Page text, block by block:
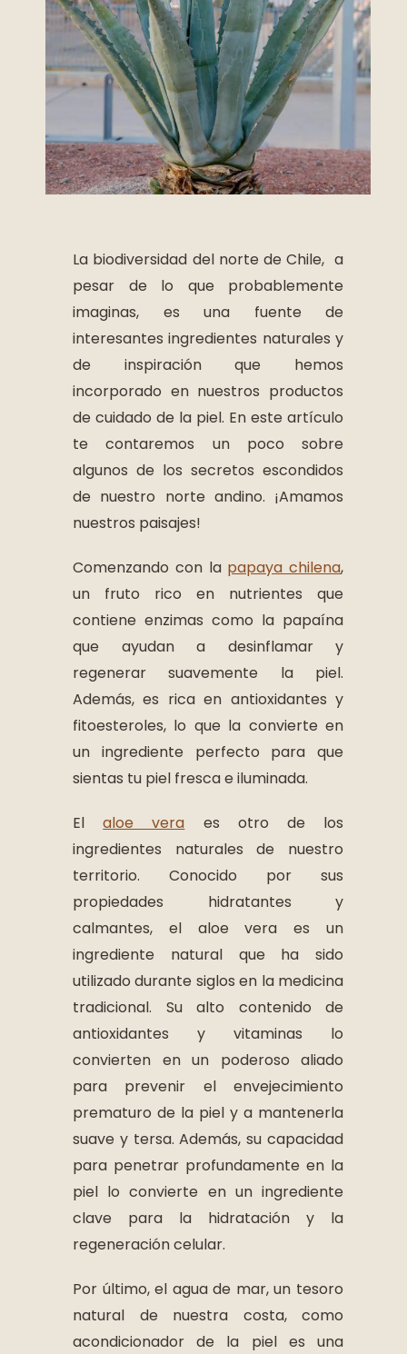
La biodiversidad del norte de Chile, a
pesar de lo que probablemente
imaginas, es una fuente de
interesantes ingredientes naturales y
de inspiración que hemos
incorporado en nuestros productos
de cuidado de la piel. En este artículo
te contaremos un poco sobre
algunos de los secretos escondidos
de nuestro norte andino. ¡Amamos
nuestros paisajes!
Comenzando con la papaya chilena,
un fruto rico en nutrientes que
contiene enzimas como la papaína
que ayudan a desinflamar y
regenerar suavemente la piel.
Además, es rica en antioxidantes y
fitoesteroles, lo que la convierte en
un ingrediente perfecto para que
sientas tu piel fresca e iluminada.
Elaloe vera es otro de los
ingredientes naturales de nuestro
territorio. Conocido por sus
propiedades hidratantes y
calmantes, el aloe vera es un
ingrediente natural que ha sido
utilizado durante siglos en la medicina
tradicional. Su alto contenido de
antioxidantes y vitaminas lo
convierten en un poderoso aliado
para prevenir el envejecimiento
prematuro de la piel y a mantenerla
suave y tersa. Además, su capacidad
para penetrar profundamente en la
piel lo convierte en un ingrediente
clave para la hidratación y la
regeneración celular.
Por último, el agua de mar, un tesoro
natural de nuestra costa, como
acondicionador de la piel es una